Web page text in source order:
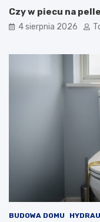
Czy w piecu na
4 sierpnia 2026
BUDOWA DOMU